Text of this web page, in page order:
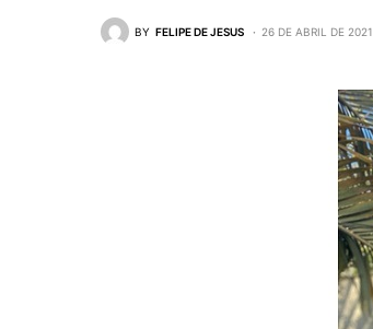
BY FELIPE DE JESUS 26 DE ABRIL DE 2021